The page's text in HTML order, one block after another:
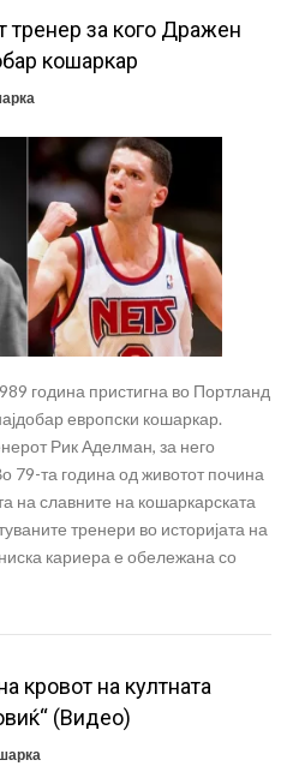
тренер за кого Дражен
кошаркар
година пристигна во Портланд
европски кошаркар.
Рик Аделман, за него
79-та година од животот почина
на славните на кошаркарската
тренери во историјата на
кариера е обележана со
кровот на култната
(Видео)